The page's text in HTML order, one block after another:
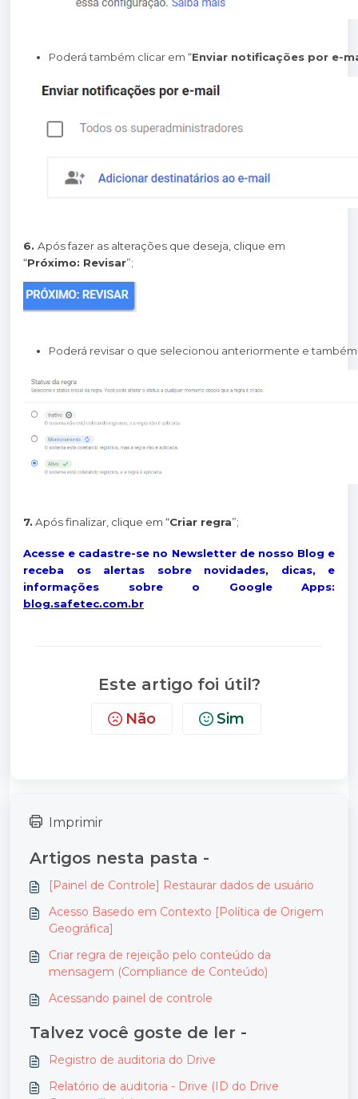
Poderá também clicar em “Enviar notificações por e-
6. Após fazer as alterações que deseja, clique em
“Próximo: Revisar”;
Poderá revisar o que selecionou anteriormente e
7. Após finalizar, clique em “Criar regra”;
Acesse e cadastre-se no Newsletter de nosso Blog e
receba os alertas sobre novidades, dicas, e
informações sobre o Google Apps:
blog.safetec.com.br
Este artigo foi útil?
Não Sim
Imprimir
Artigos nesta pasta -
[Painel de Controle] Restaurar dados de usuário
Acesso Basedo em Contexto [Política de Origem
Geográfica]
Criar regra de rejeição pelo conteúdo da
mensagem (Compliance de Conteúdo)
Acessando painel de controle
Talvez você goste de ler -
Registro de auditoria do Drive
Relatório de auditoria - Drive (ID do Drive